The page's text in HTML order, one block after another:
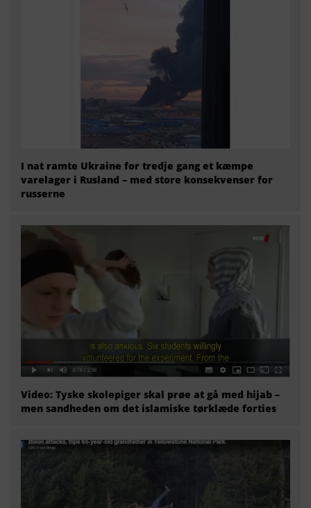
I nat ramte Ukraine for tredje gang et kæmpe
varelager i Rusland – med store konsekvenser for
russerne
Video: Tyske skolepiger skal prøe at gå med hijab –
men sandheden om det islamiske tørklæde forties